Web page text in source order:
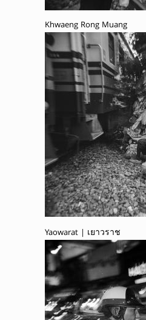
Khwaeng Rong Muang
Yaowarat | เยาวราช